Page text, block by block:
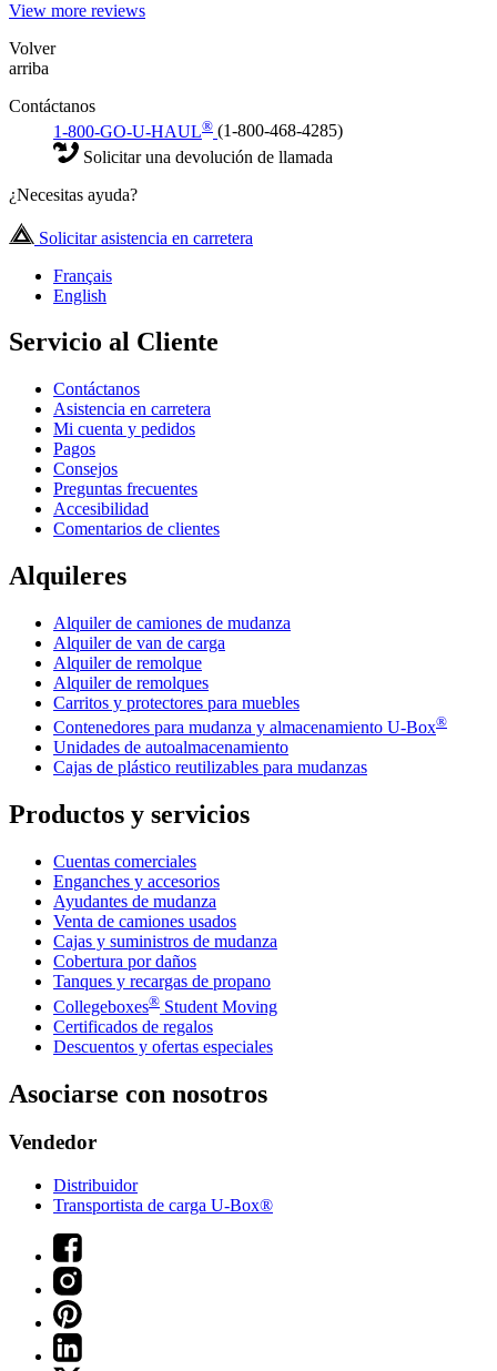
View more reviews
Volver
arriba
Contáctanos
1-800-GO-U-HAUL® (1-800-468-4285)
Solicitar una devolución de llamada
¿Necesitas ayuda?
Solicitar asistencia en carretera
Français
English
Servicio al Cliente
Contáctanos
Asistencia en carretera
Mi cuenta y pedidos
Pagos
Consejos
Preguntas frecuentes
Accesibilidad
Comentarios de clientes
Alquileres
Alquiler de camiones de mudanza
Alquiler de van de carga
Alquiler de remolque
Alquiler de remolques
Carritos y protectores para muebles
Contenedores para mudanza y almacenamiento U-Box®
Unidades de autoalmacenamiento
Cajas de plástico reutilizables para mudanzas
Productos y servicios
Cuentas comerciales
Enganches y accesorios
Ayudantes de mudanza
Venta de camiones usados
Cajas y suministros de mudanza
Cobertura por daños
Tanques y recargas de propano
Collegeboxes® Student Moving
Certificados de regalos
Descuentos y ofertas especiales
Asociarse con nosotros
Vendedor
Distribuidor
Transportista de carga U-Box®